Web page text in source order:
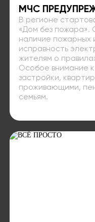
МЧС
В регионе
«Дом без
наличие пожарных
исправность
жителям о
Особое внимание
застройки,
проживающими,
семьям.